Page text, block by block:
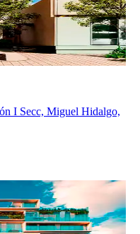
I Secc, Miguel Hidalgo,